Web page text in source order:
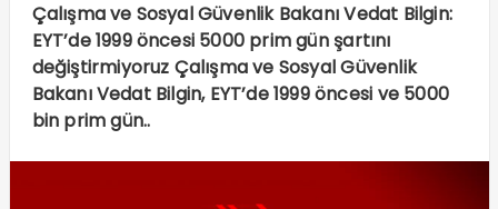
Çalışma ve Sosyal Güvenlik Bakanı Vedat Bilgin:
EYT’de 1999 öncesi 5000 prim gün şartını
değiştirmiyoruz Çalışma ve Sosyal Güvenlik
Bakanı Vedat Bilgin, EYT’de 1999 öncesi ve 5000
bin prim gün..